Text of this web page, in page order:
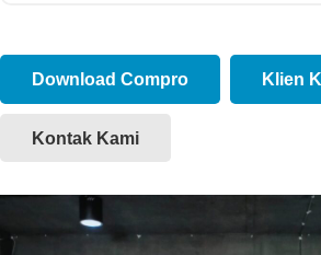
Download Compro Klien
Kontak Kami